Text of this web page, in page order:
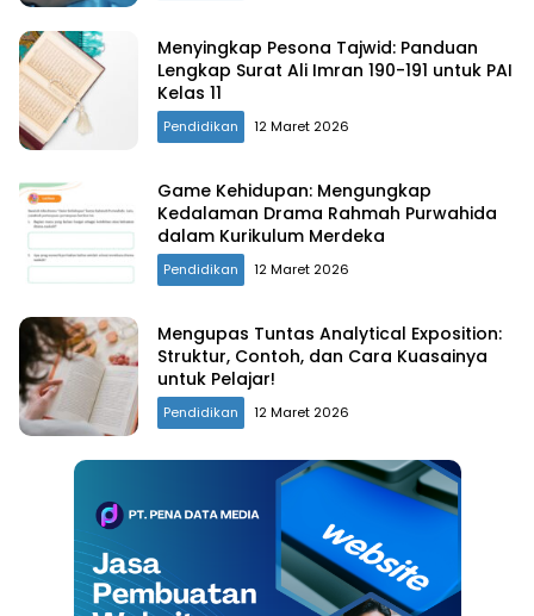
Menyingkap Pesona Tajwid: Panduan
Lengkap Surat Ali Imran 190-191 untuk PAI
Kelas 11
Pendidikan 12 Maret 2026
Game Kehidupan: Mengungkap
Kedalaman Drama Rahmah Purwahida
dalam Kurikulum Merdeka
Pendidikan 12 Maret 2026
Mengupas Tuntas Analytical Exposition:
Struktur, Contoh, dan Cara Kuasainya
untuk Pelajar!
Pendidikan 12 Maret 2026